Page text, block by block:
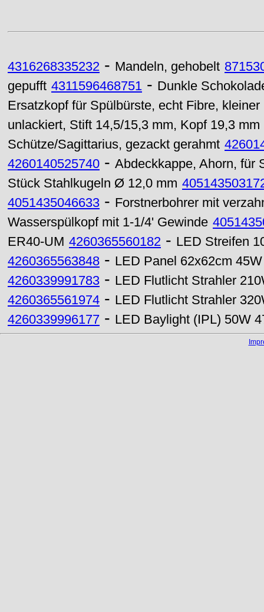
4316268335232 - Mandeln, gehobelt
gepufft 4311596468751 - Dunkle
Ersatzkopf für Spülbürste, echt Fibre, kleiner
unlackiert, Stift 14,5/15,3 mm, Kopf 19,3 mm
Schütze/Sagittarius, gezackt gerahmt
4260140525740 - Abdeckkappe, Ahorn, für
Stück Stahlkugeln Ø 12,0 mm
4051435046633 - Forstnerbohrer mit
Wasserspülkopf mit 1-1/4' Gewinde
ER40-UM 4260365560182 - LED Streifen
4260365563848 - LED Panel 62x62cm
4260339991783 - LED Flutlicht Strahler
4260365561974 - LED Flutlicht Strahler
4260339996177 - LED Baylight (IPL) 50W